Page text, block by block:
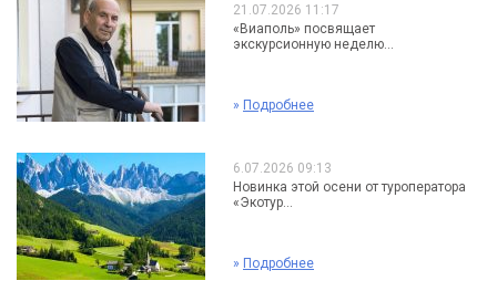
21.07.2026 11:17
«Виаполь» посвящает
экскурсионную неделю...
» Подробнее
6.07.2026 09:13
Новинка этой осени от туроператора
«Экотур...
» Подробнее